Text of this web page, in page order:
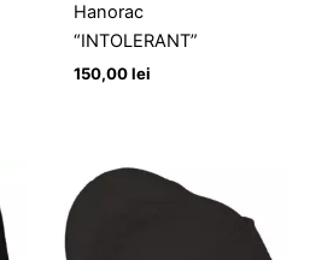
Hanorac
“INTOLERANT”
150,00lei